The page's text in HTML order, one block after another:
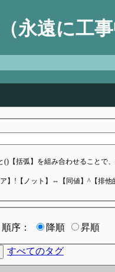
永遠に工事
【括弧】を組み合わせることで
】!【ノット】⇔【同値】^【排
順序： 降順 昇順
すべてのタグ